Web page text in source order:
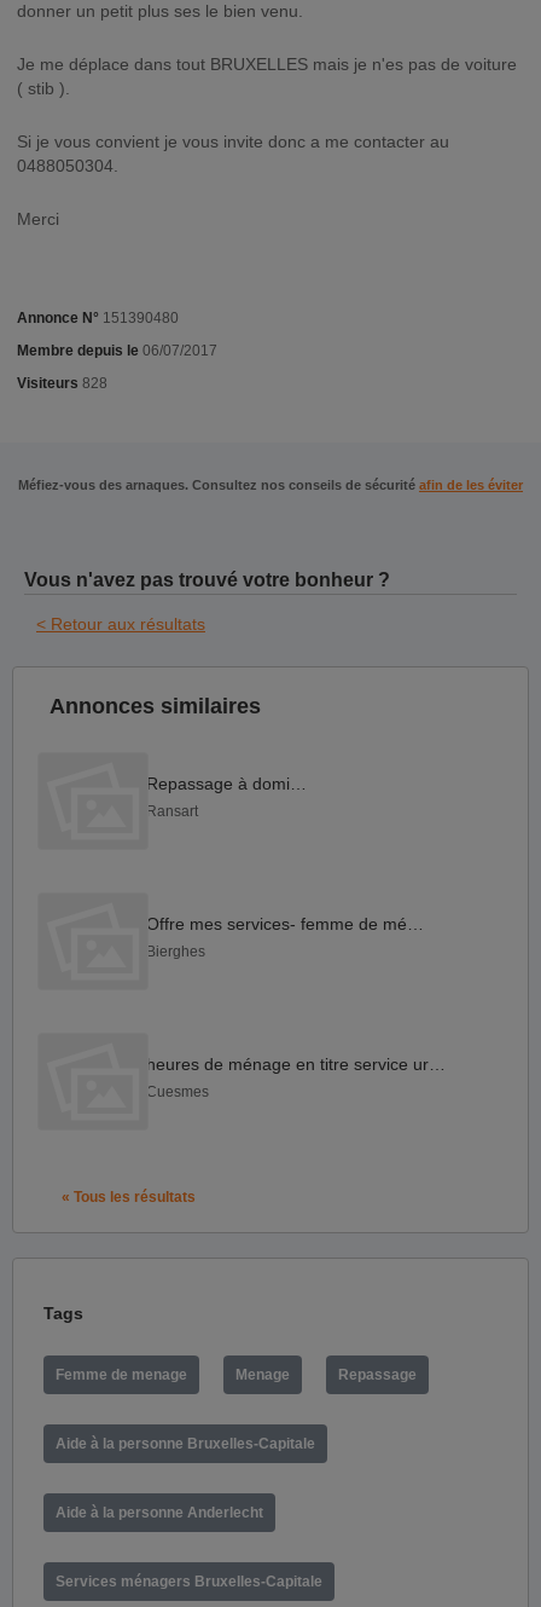
donner un petit plus ses le bien venu.
Je me déplace dans tout BRUXELLES mais je n'es pas de voiture
( stib ).
Si je vous convient je vous invite donc a me contacter au
0488050304.
Merci
Annonce N° 151390480
Membre depuis le 06/07/2017
Visiteurs 828
Méfiez-vous des arnaques. Consultez nos conseils de sécurité afin de les éviter
Vous n'avez pas trouvé votre bonheur ?
< Retour aux résultats
Annonces similaires
Ransart
Bierghes
Cuesmes
« Tous les résultats
Tags
Femme de menage Menage Repassage
Aide à la personne Bruxelles-Capitale
Aide à la personne Anderlecht
Services ménagers Bruxelles-Capitale